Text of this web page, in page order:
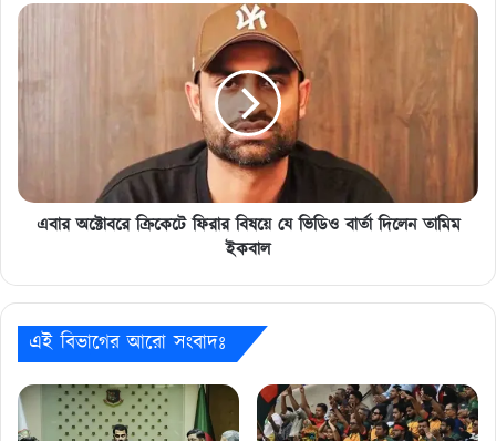
এবার
ফিরার
দিলেন
তামিমএবার অক্টোবরে ক্রিকেটে ফিরার বিষয়ে যে ভিডিও বার্তা দিলেন তামিম
ইকবাল
এই বিভাগের আরো সংবাদঃ